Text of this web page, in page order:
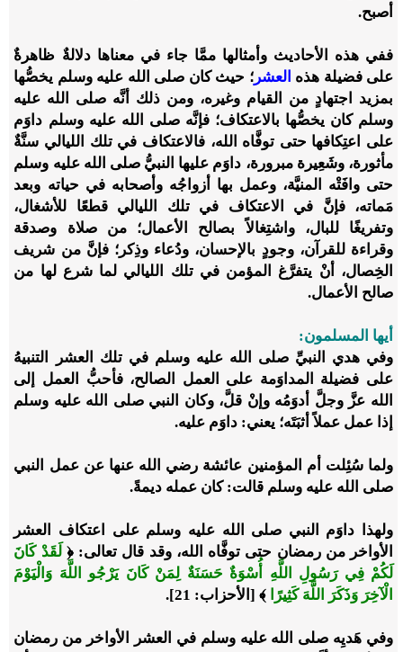
أصبح.
ففي هذه الأحاديث وأمثالها ممَّا جاء في معناها دلالةٌ ظاهرةٌ
على فضيلة هذه العشر؛ حيث كان صلى الله عليه وسلم يخصُّها
بمزيد اجتهادٍ من القيام وغيره، ومن ذلك أنَّه صلى الله عليه
وسلم كان يخصُّها بالاعتكاف؛ فإنَّه صلى الله عليه وسلم داوَم
على اعتِكافها حتى توفَّاه الله، فالاعتكاف في تلك الليالي سنَّةٌ
مأثورة، وشَعِيرة مبرورة، داوَم عليها النبيُّ صلى الله عليه وسلم
حتى وافَتْه المنيَّة، وعمل بها أزواجُه وأصحابه في حياته وبعد
مَماته، فإنَّ في الاعتكاف في تلك الليالي قطعًا للأشغال،
وتفريغًا للبال، واشتِغالاً بصالح الأعمال؛ من صلاة وصدقة
وقراءة للقرآن، وجودٍ بالإحسان، ودُعاء وذِكر؛ فإنَّ من شريف
الخِصال، أنْ يتفرَّغ المؤمن في تلك الليالي لما شرع لها من
صالح الأعمال.
أيها المسلمون:
وفي هدي النبيِّ صلى الله عليه وسلم في تلك العشر التنبيهُ
على فضيلة المداوَمة على العمل الصالح، فأحبُّ العمل إلى
الله عزَّ وجلَّ أدوَمُه وإنْ قلَّ، وكان النبي صلى الله عليه وسلم
إذا عمل عملاً أثبَتَه؛ يعني: داوَم عليه.
ولما سُئِلت أم المؤمنين عائشة رضي الله عنها عن عمل النبي
صلى الله عليه وسلم قالت: كان عمله ديمةً.
ولهذا داوَم النبي صلى الله عليه وسلم على اعتكاف العشر
الأواخر من رمضان حتى توفَّاه الله، وقد قال تعالى:﴿لَقَدْ كَانَ
لَكُمْ فِي رَسُولِ اللَّهِ أُسْوَةٌ حَسَنَةٌ لِمَنْ كَانَ يَرْجُو اللَّهَ وَالْيَوْمَ
الْآخِرَ وَذَكَرَ اللَّهَ كَثِيرًا
﴾ [الأحزاب: 21] .
وفي هَديِه صلى الله عليه وسلم في العشر الأواخر من رمضان